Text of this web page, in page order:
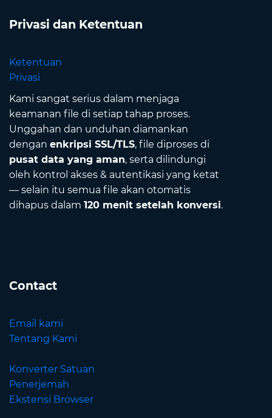
Privasi dan Ketentuan
Ketentuan
Privasi
Kami sangat serius dalam menjaga
keamanan file di setiap tahap proses.
Unggahan dan unduhan diamankan
dengan enkripsi SSL/TLS, file diproses di
pusat data yang aman, serta dilindungi
oleh kontrol akses & autentikasi yang ketat
— selain itu semua file akan otomatis
dihapus dalam 120 menit setelah konversi.
Contact
Email kami
Tentang Kami
Konverter Satuan
Penerjemah
Ekstensi Browser